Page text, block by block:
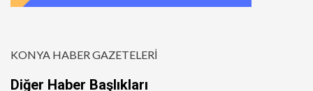
KONYA HABER GAZETELERİ
Diğer Haber Başlıkları